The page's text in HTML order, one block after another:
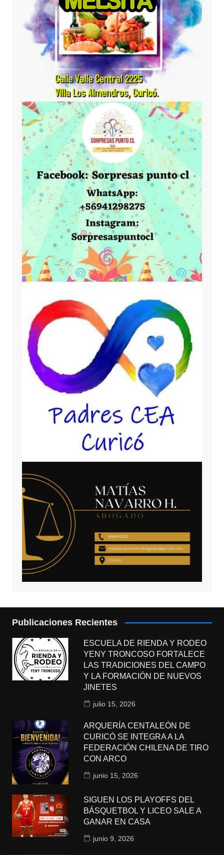
Publicaciones Recientes
ESCUELA DE RIENDA Y RODEO
YENY TRONCOSO FORTALECE
LAS TRADICIONES DEL CAMPO
Y LA FORMACIÓN DE NUEVOS
JINETES
julio 15, 2026
ARQUERÍA CENTALEÓN DE
CURICÓ SE INTEGRA A LA
FEDERACIÓN CHILENA DE TIRO
CON ARCO
junio 15, 2026
SIGUEN LOS PLAYOFFS DEL
BÁSQUETBOL Y LICEO SALE A
GANAR EN CASA
junio 9, 2026